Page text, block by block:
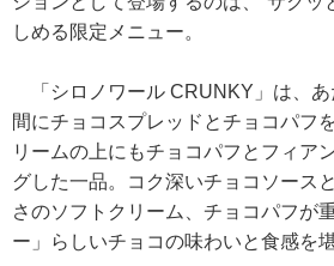
しめる限定メニュー。
「シロノワール CRUNKY」は、あ
間にチョコスプレッドとチョコパフ
リームの上にもチョコパフとフィア
グした一品。コク深いチョコソース
さのソフトクリーム、チョコパフが
ー」らしいチョコの味わいと食感を